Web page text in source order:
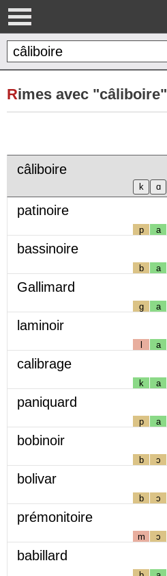
Rimes avec "câliboire"
câliboire
patinoire
p a
bassinoire
b a
Gallimard
g a
laminoir
l a
calibrage
k a
paniquard
p a
bobinoir
b ɔ
bolivar
b ɔ
prémonitoire
m ɔ
babillard